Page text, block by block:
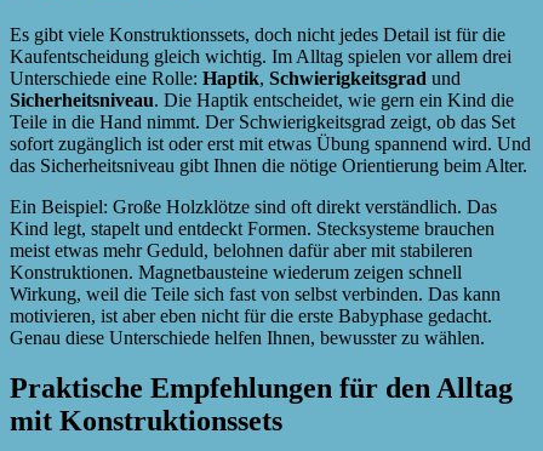
Es gibt viele Konstruktionssets, doch nicht jedes Detail ist für die
Kaufentscheidung gleich wichtig. Im Alltag spielen vor allem drei
Unterschiede eine Rolle: Haptik, Schwierigkeitsgrad und
Sicherheitsniveau. Die Haptik entscheidet, wie gern ein Kind die
Teile in die Hand nimmt. Der Schwierigkeitsgrad zeigt, ob das Set
sofort zugänglich ist oder erst mit etwas Übung spannend wird. Und
das Sicherheitsniveau gibt Ihnen die nötige Orientierung beim Alter.
Ein Beispiel: Große Holzklötze sind oft direkt verständlich. Das
Kind legt, stapelt und entdeckt Formen. Stecksysteme brauchen
meist etwas mehr Geduld, belohnen dafür aber mit stabileren
Konstruktionen. Magnetbausteine wiederum zeigen schnell
Wirkung, weil die Teile sich fast von selbst verbinden. Das kann
motivieren, ist aber eben nicht für die erste Babyphase gedacht.
Genau diese Unterschiede helfen Ihnen, bewusster zu wählen.
Praktische Empfehlungen für den Alltag
mit Konstruktionssets